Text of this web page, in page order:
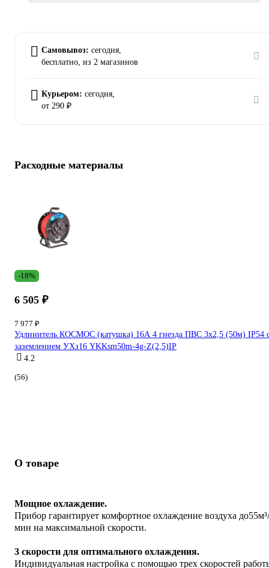
Самовывоз: сегодня,
бесплатно, из 2 магазинов
Курьером: сегодня,
от 290 ₽
Расходные материалы
-18%
6 505 ₽
7 977 ₽
Удлинитель КОСМОС (катушка) 16А 4 гнезда ПВС 3х2,5 (50м) IP54
заземлением УХз16 YKKsm50m-4g-Z(2,5)IP
4.2
(56)
О товаре
Мощное охлаждение.
Прибор гарантирует комфортное охлаждение воздуха до55м³/
мин на максимальной скорости.
3 скорости для оптимального охлаждения.
Индивидуальная настройка с помощью трех скоростей